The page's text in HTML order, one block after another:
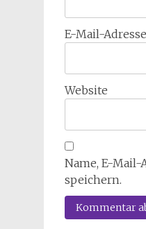
E-Mail-Adresse
Website
Name, E-
speichern.